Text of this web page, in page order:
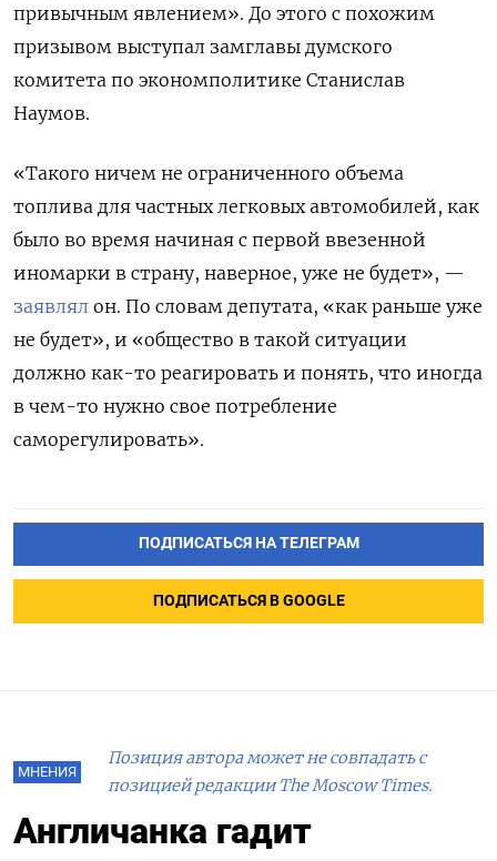
привычным явлением». До этого с похожим
призывом выступал замглавы думского
комитета по экономполитике Станислав
Наумов.
«Такого ничем не ограниченного объема
топлива для частных легковых автомобилей, как
было во время начиная с первой ввезенной
иномарки в страну, наверное, уже не будет», —
заявлял он. По словам депутата, «как раньше уже
не будет», и «общество в такой ситуации
должно как-то реагировать и понять, что иногда
в чем-то нужно свое потребление
саморегулировать».
ПОДПИСАТЬСЯ НА ТЕЛЕГРАМ
ПОДПИСАТЬСЯ В GOOGLE
МНЕНИЯ
Позиция автора может не совпадать с
позицией редакции The Moscow Times.
Англичанка гадит